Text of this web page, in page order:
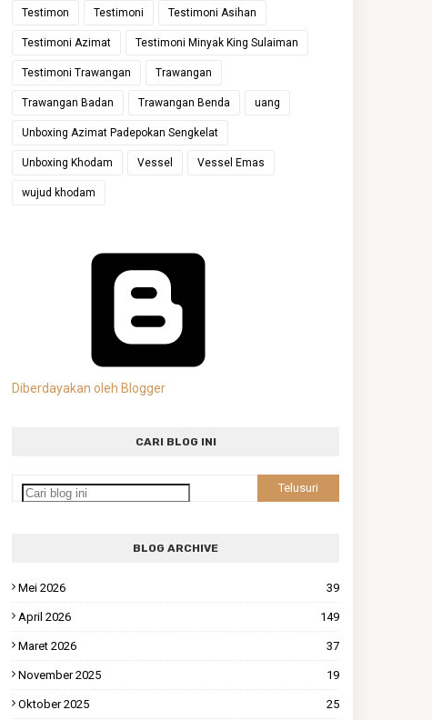
Testimon Testimoni Testimoni Asihan
Testimoni Azimat Testimoni Minyak King Sulaiman
Testimoni Trawangan Trawangan
Trawangan Badan Trawangan Benda uang
Unboxing Azimat Padepokan Sengkelat
Unboxing Khodam Vessel Vessel Emas
wujud khodam
Diberdayakan oleh Blogger
CARI BLOG INI
BLOG ARCHIVE
Mei 2026 39
April 2026 149
Maret 2026 37
November 2025 19
Oktober 2025 25